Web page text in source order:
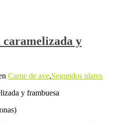
caramelizada y
Carne de ave,Segundos platos